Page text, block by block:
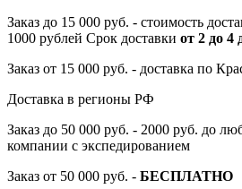
Заказ до 15 000 руб. - стоимость
1000 рублей Срок доставки от 2 до 4
Заказ от 15 000 руб. - доставка по
Доставка в регионы РФ
Заказ до 50 000 руб. - 2000 руб. до
компании с экспедированием
Заказ от 50 000 руб. - БЕСПЛАТНО